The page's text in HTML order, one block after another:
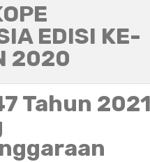
EDISI KE-
2020
Tahun